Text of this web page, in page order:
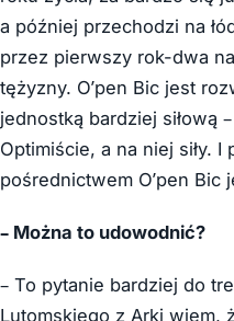
a później przechodzi na
przez pierwszy rok-dwa
tężyzny. O’pen Bic jest
jednostką bardziej siłową
Optimiście, a na niej siły. I
pośrednictwem O’pen Bic
– Można to udowodnić?
– To pytanie bardziej do
Lutomskiego z Arki wiem,